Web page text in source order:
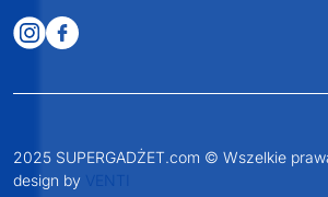
2025 SUPERGADŻET.com © Wszelkie
design by VENTI